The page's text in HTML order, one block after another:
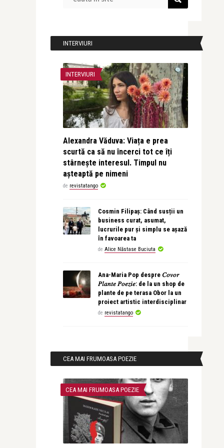
INTERVIURI
INTERVIURI
Alexandra Văduva: Viața e prea
scurtă ca să nu încerci tot ce îți
stârnește interesul. Timpul nu
așteaptă pe nimeni
de revistatango
Cosmin Filipaș: Când susții un
business curat, asumat,
lucrurile pur și simplu se așază
în favoarea ta
de Alice Năstase Buciuta
Ana-Maria Pop despre 𝐶𝑜𝑣𝑜𝑟
𝑃𝑙𝑎𝑛𝑡𝑒 𝑃𝑜𝑒𝑧𝑖𝑒: de la un shop de
plante de pe terasa Obor la un
proiect artistic interdisciplinar
de revistatango
CEA MAI FRUMOASA POEZIE
CEA MAI FRUMOASA POEZIE